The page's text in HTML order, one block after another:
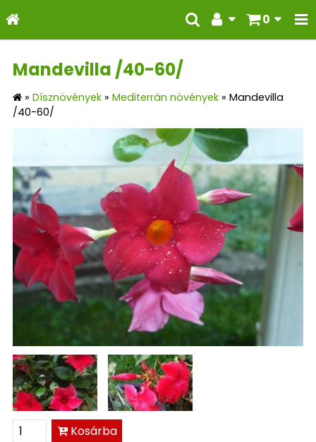
0
Mandevilla /40-60/
» Dísznövények » Mediterrán növények » Mandevilla
/40-60/
Kosárba